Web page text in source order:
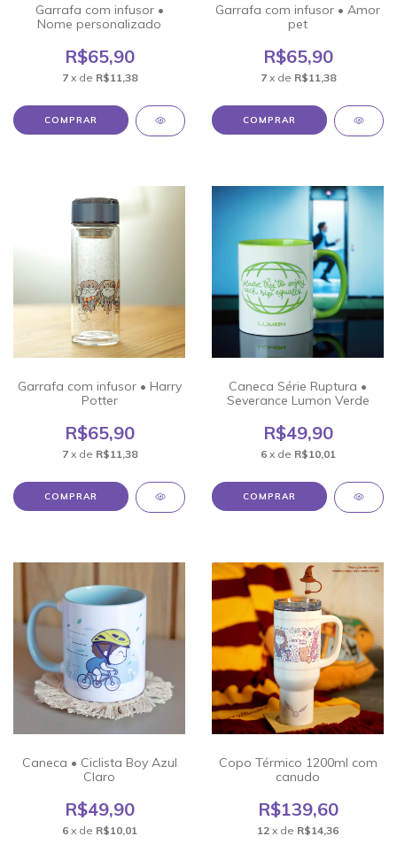
Garrafa com infusor •
Nome personalizado
R$65,90
7 x de R$11,38
Garrafa com infusor • Amor
pet
R$65,90
7 x de R$11,38
Garrafa com infusor • Harry
Potter
R$65,90
7 x de R$11,38
Caneca Série Ruptura •
Severance Lumon Verde
R$49,90
6 x de R$10,01
Caneca • Ciclista Boy Azul
Claro
R$49,90
6 x de R$10,01
Copo Térmico 1200ml com
canudo
R$139,60
12 x de R$14,36